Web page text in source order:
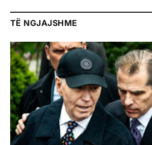
TË NGJAJSHME